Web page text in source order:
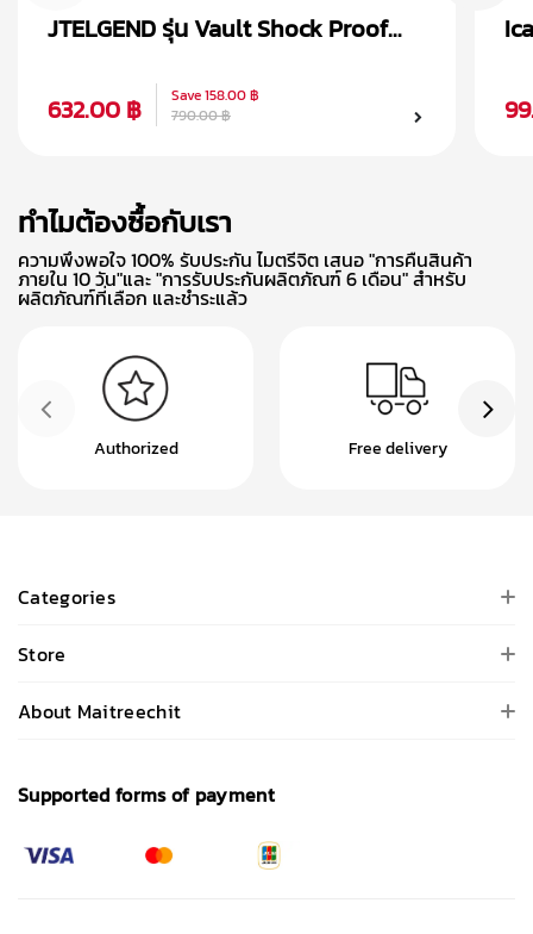
JTELGEND รุ่น Vault Shock Proof
632.00 ฿
Save158.00 ฿
790.00 ฿
ทำไมต้องซื้อกับเรา
ความพึงพอใจ 100% รับประกัน ไมตรีจิต เสนอ "การคืนสินค้า
ภายใน 10 วัน"และ "การรับประกันผลิตภัณฑ์ 6 เดือน" สำหรับ
ผลิตภัณฑ์ที่เลือก และชำระแล้ว
Authorized Free delivery
Categories
Store
About Maitreechit
Supported forms of payment